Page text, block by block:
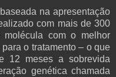
na apresentação
com mais de 300
molécula com o melhor
o tratamento – o que
12 meses a sobrevida
genética chamada